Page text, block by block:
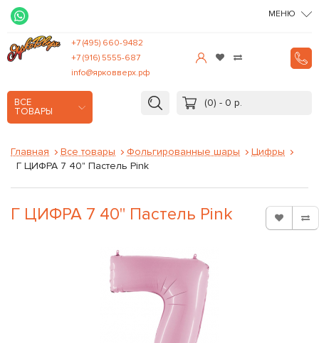
МЕНЮ
+7 (495) 660-9482
+7 (916) 5555-687
info@ярковверх.рф
ВСЕ
ТОВАРЫ
(0) - 0 р.
Главная Все товары Фольгированные шары
Цифры
Г ЦИФРА 7 40" Пастель Pink
Г ЦИФРА 7 40" Пастель Pink